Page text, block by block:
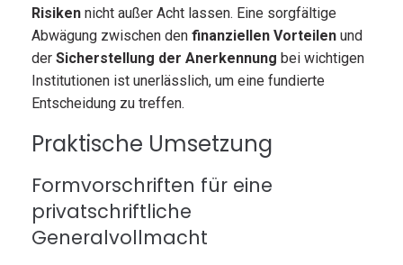
Risiken nicht außer Acht lassen. Eine sorgfältige
Abwägung zwischen den finanziellen Vorteilen und
der Sicherstellung der Anerkennung bei wichtigen
Institutionen ist unerlässlich, um eine fundierte
Entscheidung zu treffen.
Praktische Umsetzung
Formvorschriften für eine
privatschriftliche
Generalvollmacht